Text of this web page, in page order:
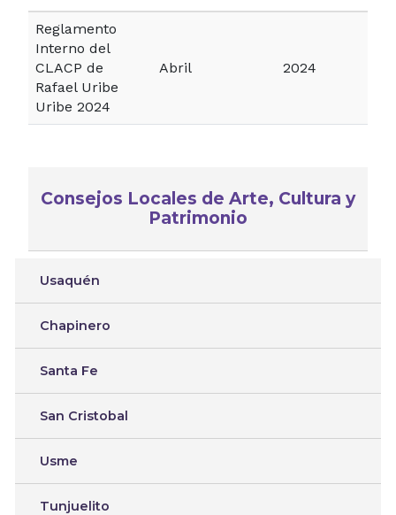
Consejos Locales de Arte, Cultura y
Patrimonio
Usaquén
Chapinero
Santa Fe
San Cristobal
Usme
Tunjuelito
Reglamento
Interno del
CLACP de
Rafael Uribe
Uribe 2024
Abril 2024